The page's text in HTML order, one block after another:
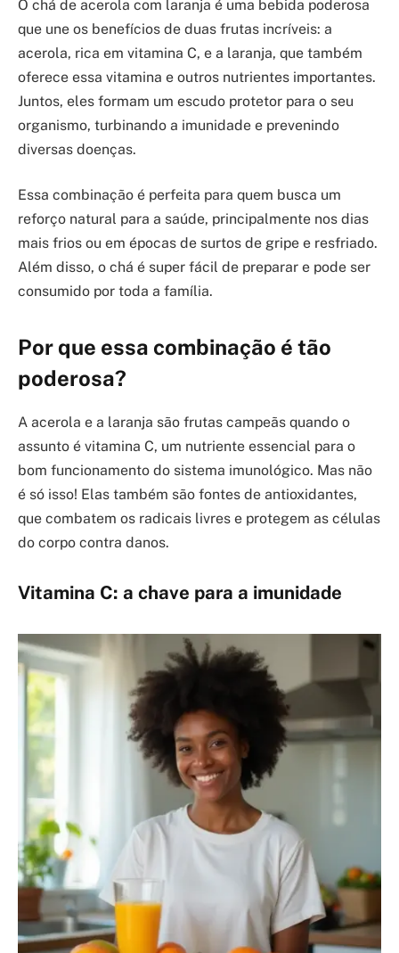
O chá de acerola com laranja é uma bebida poderosa
que une os benefícios de duas frutas incríveis: a
acerola, rica em vitamina C, e a laranja, que também
oferece essa vitamina e outros nutrientes importantes.
Juntos, eles formam um escudo protetor para o seu
organismo, turbinando a imunidade e prevenindo
diversas doenças.
Essa combinação é perfeita para quem busca um
reforço natural para a saúde, principalmente nos dias
mais frios ou em épocas de surtos de gripe e resfriado.
Além disso, o chá é super fácil de preparar e pode ser
consumido por toda a família.
Por que essa combinação é tão
poderosa?
A acerola e a laranja são frutas campeãs quando o
assunto é vitamina C, um nutriente essencial para o
bom funcionamento do sistema imunológico. Mas não
é só isso! Elas também são fontes de antioxidantes,
que combatem os radicais livres e protegem as células
do corpo contra danos.
Vitamina C: a chave para a imunidade